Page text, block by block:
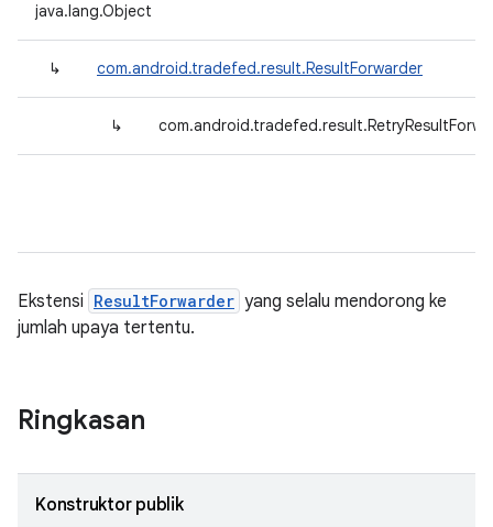
java.lang.Object
↳ com.android.tradefed.result.ResultForwarder
↳
Ekstensi ResultForwarder yang selalu mendorong ke
jumlah upaya tertentu.
Ringkasan
Konstruktor publik